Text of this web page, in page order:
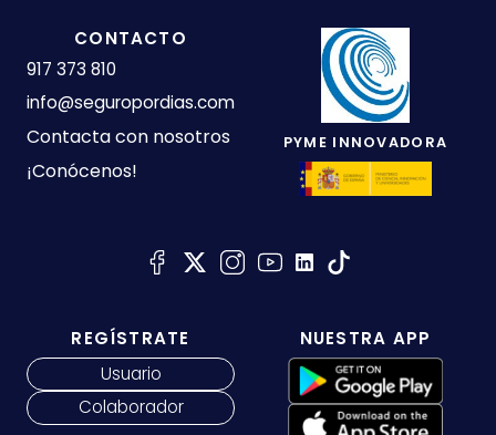
CONTACTO
917 373 810
info@seguropordias.com
Contacta con nosotros
¡Conócenos!
PYME INNOVADORA
REGÍSTRATE
Usuario
Colaborador
NUESTRA APP